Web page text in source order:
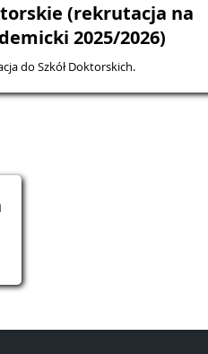
(rekrutacja na
2025/2026)
do Szkół Doktorskich.